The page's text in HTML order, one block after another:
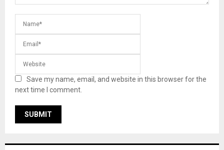
Save my name, email, and website in this browser for the
next time I comment.